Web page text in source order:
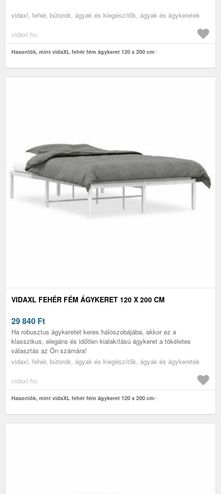
vidaxl, fehér, bútorok, ágyak és kiegészítők, ágyak és ágykeretek
vidaxl.hu
Hasonlók, mint vidaXL fehér fém ágykeret 120 x 200 cm
VIDAXL FEHÉR FÉM ÁGYKERET 120 X 200 CM
29 840 Ft
Ha robusztus ágykeretet keres hálószobájába, akkor ez a
klasszikus, elegáns és időtlen kialakítású ágykeret a tökéletes
választás az Ön számára!
vidaxl, fehér, bútorok, ágyak és kiegészítők, ágyak és ágykeretek
vidaxl.hu
Hasonlók, mint vidaXL fehér fém ágykeret 120 x 200 cm